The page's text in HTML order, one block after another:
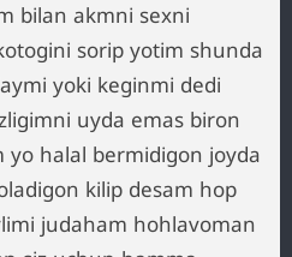
bilan akmni sexni
sorip yotim shunda
yoki keginmi dedi
uyda emas biron
yo halal bermidigon joyda
kilip desam hop
judaham hohlavoman